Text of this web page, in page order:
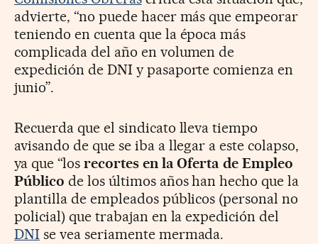
advierte, “no puede hacer más que empeorar
teniendo en cuenta que la época más
complicada del año en volumen de
expedición de DNI y pasaporte comienza en
junio”.
Recuerda que el sindicato lleva tiempo
avisando de que se iba a llegar a este colapso,
ya que “los recortes en la Oferta de Empleo
Público de los últimos años han hecho que la
plantilla de empleados públicos (personal no
policial) que trabajan en la expedición del
DNI se vea seriamente mermada.